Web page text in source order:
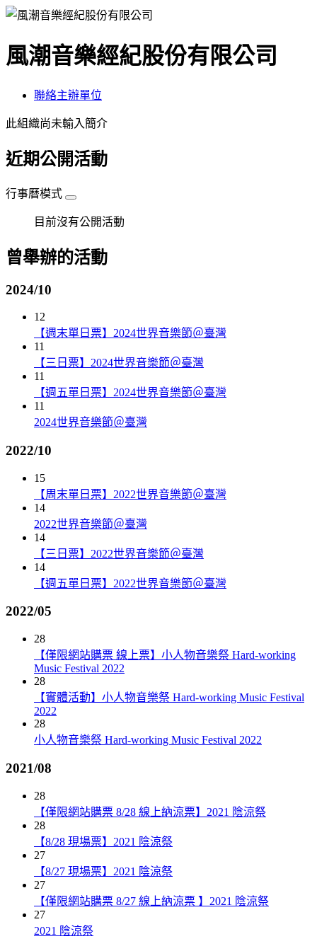
風潮音樂經紀股份有限公司
聯絡主辦單位
此組織尚未輸入簡介
近期公開活動
行事曆模式
目前沒有公開活動
曾舉辦的活動
2024/10
12
【週末單日票】2024世界音樂節＠臺灣
11
【三日票】2024世界音樂節＠臺灣
11
【週五單日票】2024世界音樂節＠臺灣
11
2024世界音樂節＠臺灣
2022/10
15
【周末單日票】2022世界音樂節＠臺灣
14
2022世界音樂節＠臺灣
14
【三日票】2022世界音樂節＠臺灣
14
【週五單日票】2022世界音樂節＠臺灣
2022/05
28
【僅限網站購票 線上票】小人物音樂祭 Hard-working
Music Festival 2022
28
【實體活動】小人物音樂祭 Hard-working Music Festival
2022
28
小人物音樂祭 Hard-working Music Festival 2022
2021/08
28
【僅限網站購票 8/28 線上納涼票】2021 陰涼祭
28
【8/28 現場票】2021 陰涼祭
27
【8/27 現場票】2021 陰涼祭
27
【僅限網站購票 8/27 線上納涼票 】2021 陰涼祭
27
2021 陰涼祭